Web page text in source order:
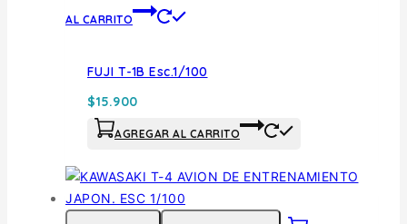
AL CARRITO
FUJI T-1B Esc.1/100
$15.900
AGREGAR AL CARRITO